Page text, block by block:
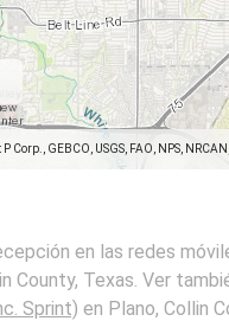
Corp., GEBCO, USGS, FAO, NPS,
en las redes
County, Texas. Ver
Sprint) en Plano, Collin